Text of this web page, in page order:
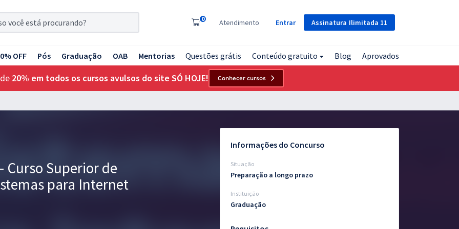
Assinatura Ilimitada 11
0 Atendimento Entrar
OFF Pós Graduação OAB Mentorias Questões grátis Conteúdo gratuito Blog Aprovados
20% em todos os cursos avulsos do site SÓ HOJE! Conhecer cursos
Curso Superior de
para Internet
Informações do Concurso
Situação
Preparação a longo prazo
Instituição
Graduação